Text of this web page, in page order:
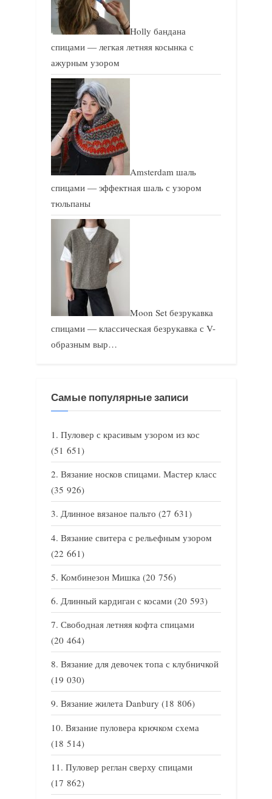
Holly бандана
спицами — легкая летняя косынка с
ажурным узором
Amsterdam шаль
спицами — эффектная шаль с узором
тюльпаны
Moon Set безрукавка
спицами — классическая безрукавка с V-
образным выр…
Самые популярные записи
Пуловер с красивым узором из кос
(51 651)
Вязание носков спицами. Мастер класс
(35 926)
Длинное вязаное пальто (27 631)
Вязание свитера с рельефным узором
(22 661)
Комбинезон Мишка (20 756)
Длинный кардиган с косами (20 593)
Свободная летняя кофта спицами
(20 464)
Вязание для девочек топа с клубничкой
(19 030)
Вязание жилета Danbury (18 806)
Вязание пуловера крючком схема
(18 514)
Пуловер реглан сверху спицами
(17 862)